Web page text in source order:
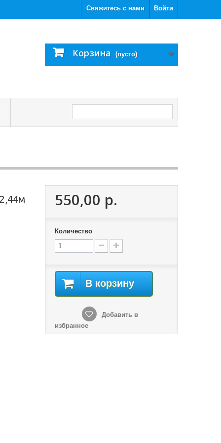
Войти
Свяжитесь с нами
Корзина (пусто)
550,00 р.
Количество
В корзину
Добавить в
избранное